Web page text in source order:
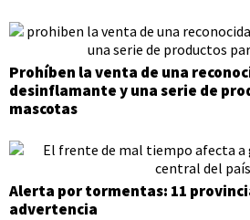
Prohíben la venta de una
desinflamante y una serie de
mascotas
Alerta por tormentas: 11
advertencia